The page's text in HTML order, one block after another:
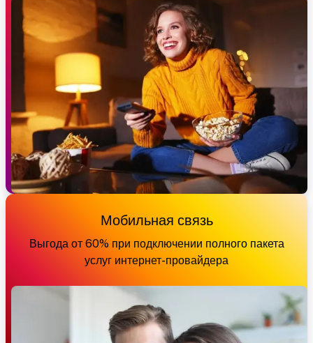
Мобильная связь
Выгода от 60% при подключении полного пакета
услуг интернет-провайдера